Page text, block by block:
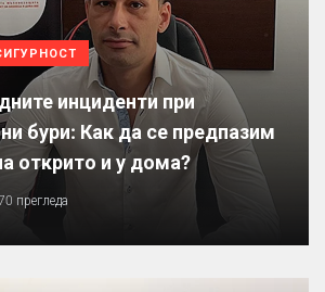
инциденти при
бури: Как да се предпазим
открито и у дома?
прегледа